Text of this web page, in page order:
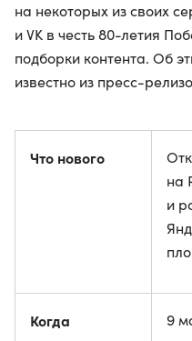
на некоторых из своих
и VK в честь 80-летия
подборки контента. Об
известно из пресс-
Что нового
на
и
Когда 9